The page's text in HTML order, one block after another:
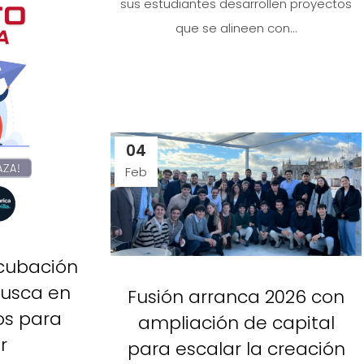
sus estudiantes desarrollen proyectos
que se alineen con...
en
para
04
Feb
Fusión arranca 2026 con
ampliación de capital
para escalar la creación